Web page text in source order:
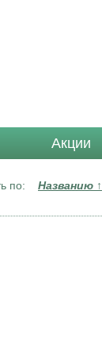
Акции
по: Названию ↑